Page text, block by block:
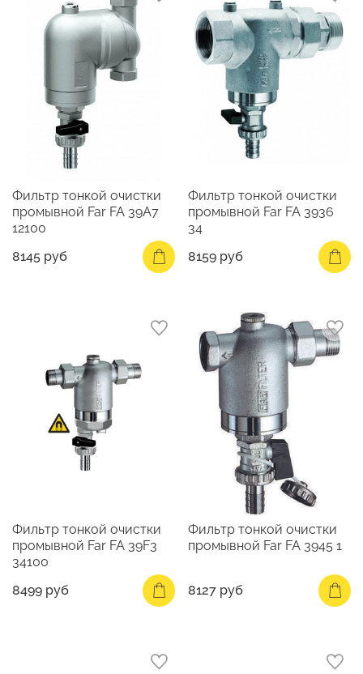
Фильтр тонкой очистки
промывной Far FA 39A7
12100
8145 руб
Фильтр тонкой очистки
промывной Far FA 3936
34
8159 руб
Фильтр тонкой очистки
промывной Far FA 39F3
34100
8499 руб
Фильтр тонкой очистки
промывной Far FA 3945 1
8127 руб